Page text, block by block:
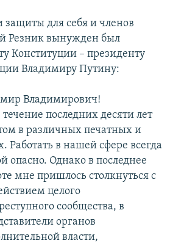
для себя и членов
Резник вынужден был
Конституции – президенту
Владимиру Путину:
Владимирович!
последних десяти лет
в различных печатных и
Работать в нашей сфере всегда
опасно. Однако в последнее
мне пришлось столкнуться с
целого
сообщества, в
органов
власти,